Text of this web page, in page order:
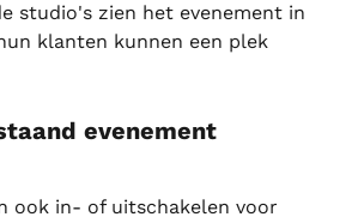
studio's zien het evenement in
klanten kunnen een plek
evenement
ook in- of uitschakelen voor